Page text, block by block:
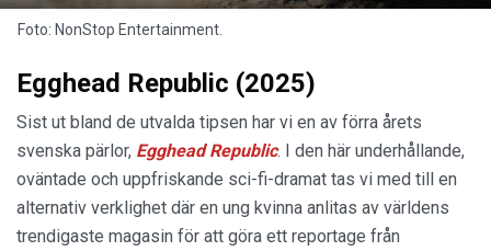
Foto: NonStop Entertainment.
Egghead Republic (2025)
Sist ut bland de utvalda tipsen har vi en av förra årets
svenska pärlor, Egghead Republic. I den här underhållande,
oväntade och uppfriskande sci-fi-dramat tas vi med till en
alternativ verklighet där en ung kvinna anlitas av världens
trendigaste magasin för att göra ett reportage från